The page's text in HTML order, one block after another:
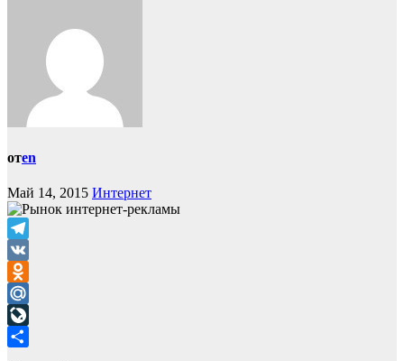
отen
Май 14, 2015 Интернет
Telegram
VK
Odnoklassniki
Mail.Ru
LiveJournal